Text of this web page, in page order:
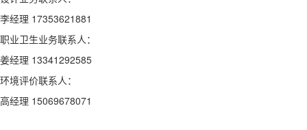
李经理 17353621881
职业卫生业务联系人：
姜经理 13341292585
环境评价联系人：
高经理 15069678071